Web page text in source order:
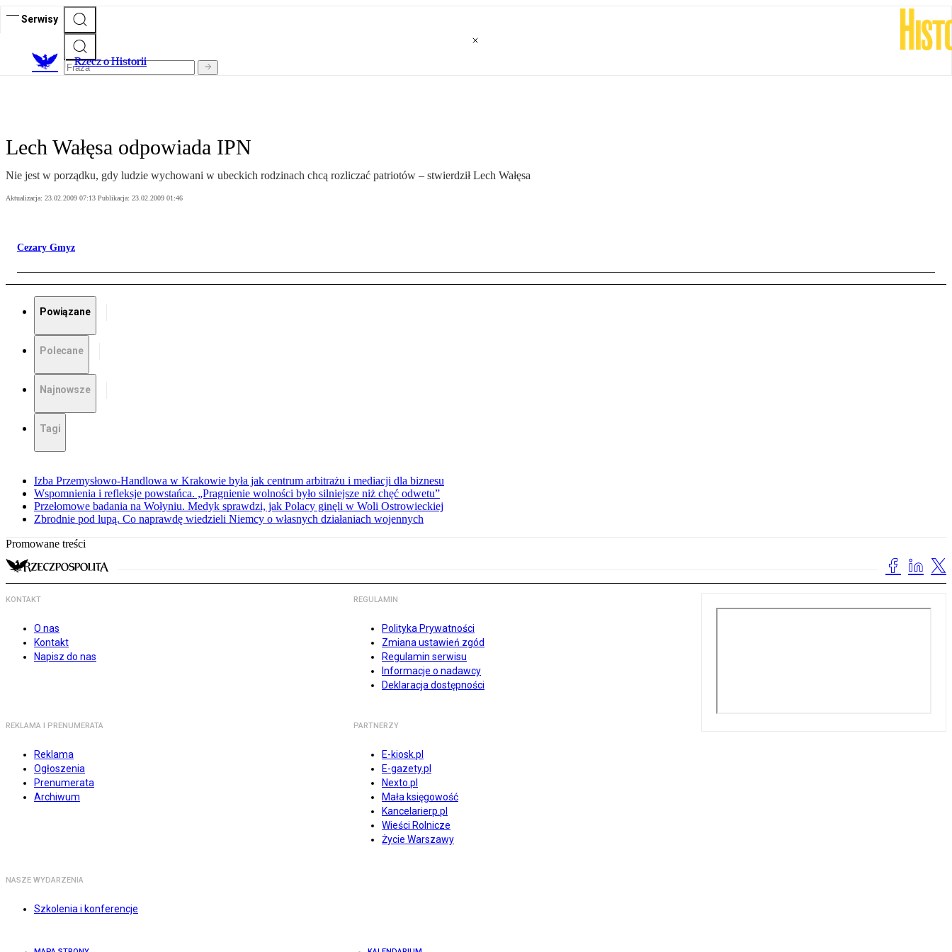
Serwisy
Rzecz o Historii
Lech Wałęsa odpowiada IPN
Nie jest w porządku, gdy ludzie wychowani w ubeckich rodzinach chcą rozliczać patriotów – stwierdził Lech Wałęsa
Aktualizacja: 23.02.2009 07:13 Publikacja: 23.02.2009 01:46
Cezary Gmyz
Powiązane
Polecane
Najnowsze
Tagi
Izba Przemysłowo-Handlowa w Krakowie była jak centrum arbitrażu i mediacji dla biznesu
Wspomnienia i refleksje powstańca. „Pragnienie wolności było silniejsze niż chęć odwetu”
Przełomowe badania na Wołyniu. Medyk sprawdzi, jak Polacy ginęli w Woli Ostrowieckiej
Zbrodnie pod lupą. Co naprawdę wiedzieli Niemcy o własnych działaniach wojennych
Promowane treści
KONTAKT
O nas
Kontakt
Napisz do nas
REGULAMIN
Polityka Prywatności
Zmiana ustawień zgód
Regulamin serwisu
Informacje o nadawcy
Deklaracja dostępności
REKLAMA I PRENUMERATA
Reklama
Ogłoszenia
Prenumerata
Archiwum
PARTNERZY
E-kiosk.pl
E-gazety.pl
Nexto.pl
Mała księgowość
Kancelarierp.pl
Wieści Rolnicze
Życie Warszawy
NASZE WYDARZENIA
Szkolenia i konferencje